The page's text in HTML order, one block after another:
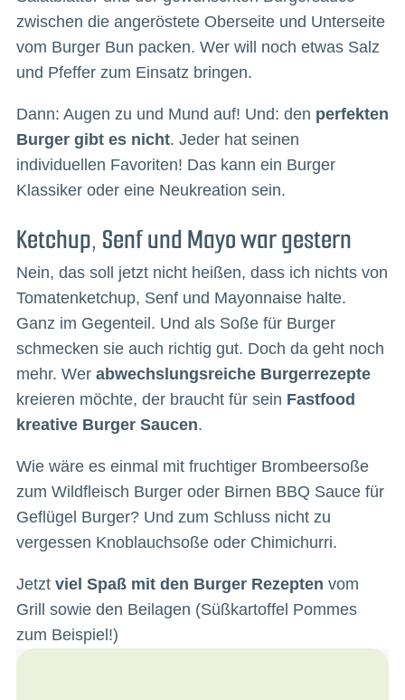
zwischen die angeröstete Oberseite und Unterseite
vom Burger Bun packen. Wer will noch etwas Salz
und Pfeffer zum Einsatz bringen.
Dann: Augen zu und Mund auf! Und: den perfekten
Burger gibt es nicht. Jeder hat seinen
individuellen Favoriten! Das kann ein Burger
Klassiker oder eine Neukreation sein.
Ketchup, Senf und Mayo war gestern
Nein, das soll jetzt nicht heißen, dass ich nichts von
Tomatenketchup, Senf und Mayonnaise halte.
Ganz im Gegenteil. Und als Soße für Burger
schmecken sie auch richtig gut. Doch da geht noch
mehr. Wer abwechslungsreiche Burgerrezepte
kreieren möchte, der braucht für sein Fastfood
kreative Burger Saucen.
Wie wäre es einmal mit fruchtiger Brombeersoße
zum Wildfleisch Burger oder Birnen BBQ Sauce für
Geflügel Burger? Und zum Schluss nicht zu
vergessen Knoblauchsoße oder Chimichurri.
Jetzt viel Spaß mit den Burger Rezepten vom
Grill sowie den Beilagen (Süßkartoffel Pommes
zum Beispiel!)